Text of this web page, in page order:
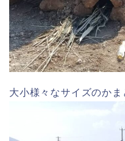
大小様々なサイズのかま